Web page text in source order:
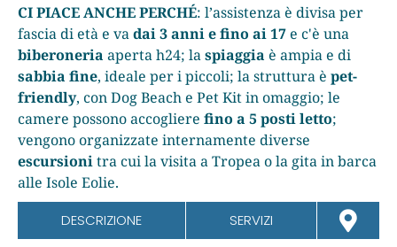
CI PIACE ANCHE PERCHÉ: l’assistenza è divisa per
fascia di età e vadai 3 anni e fino ai 17e c'è una
biberoneria aperta h24; laspiaggia è ampia e di
sabbia fine, ideale per i piccoli; la struttura è pet-
friendly, con Dog Beach e Pet Kit in omaggio; le
camere possono accogliere fino a 5 posti letto;
vengono organizzate internamente diverse
escursionitra cui la visita a Tropea o la gita in barca
alle Isole Eolie.
DESCRIZIONE SERVIZI